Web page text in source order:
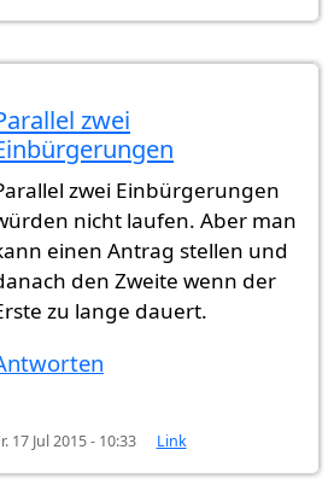
zwei
zwei Einbürgerungen
nicht laufen. Aber man
einen Antrag stellen und
den Zweite wenn der
zu lange dauert.
17 Jul 2015 - 10:33 Link